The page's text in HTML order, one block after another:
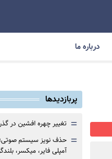
درباره ما
پربازدیدها
= تغییر چهره افشین در
= حذف نویز سیستم صوتی؛
آمپلی فایر، میکسر،